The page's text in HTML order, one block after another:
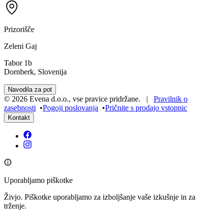
Prizorišče
Zeleni Gaj
Tabor 1b
Dornberk, Slovenija
Navodila za pot
© 2026 Evena d.o.o., vse pravice pridržane. | Pravilnik o
zasebnosti •Pogoji poslovanja •Pričnite s prodajo vstopnic
Kontakt
Uporabljamo piškotke
Živjo. Piškotke uporabljamo za izboljšanje vaše izkušnje in za
trženje.